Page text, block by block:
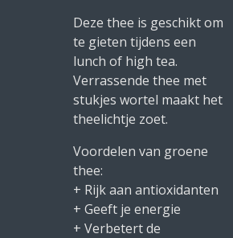
Deze thee is geschikt om
te gieten tijdens een
lunch of high tea.
Verrassende thee met
stukjes wortel maakt het
theelichtje zoet.
Voordelen van groene
thee:
+ Rijk aan antioxidanten
+ Geeft je energie
+ Verbetert de